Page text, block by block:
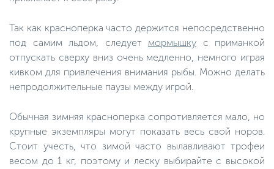
Так как красноперка часто держится непосредственно
под самим льдом, следует мормышку с приманкой
отпускать сверху вниз очень медленно, немного играя
кивком для привлечения внимания рыбы. Можно делать
непродолжительные паузы между игрой.
Обычная зимняя красноперка сопротивляется мало, но
крупные экземпляры могут показать весь свой норов.
Стоит учесть, что зимой часто вылавливают трофеи
весом до 1 кг, поэтому и леску выбирайте с высокой